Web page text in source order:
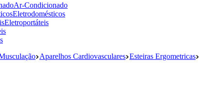
Ar-Condicionado
Eletrodomésticos
Eletroportáteis
Aparelhos Cardiovasculares Esteiras Ergometricas